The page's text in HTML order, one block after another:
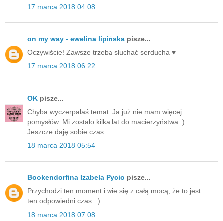
17 marca 2018 04:08
on my way - ewelina lipińska pisze...
Oczywiście! Zawsze trzeba słuchać serducha ♥️
17 marca 2018 06:22
OK pisze...
Chyba wyczerpałaś temat. Ja już nie mam więcej
pomysłów. Mi zostało kilka lat do macierzyństwa :)
Jeszcze daję sobie czas.
18 marca 2018 05:54
Bookendorfina Izabela Pycio pisze...
Przychodzi ten moment i wie się z całą mocą, że to jest
ten odpowiedni czas. :)
18 marca 2018 07:08